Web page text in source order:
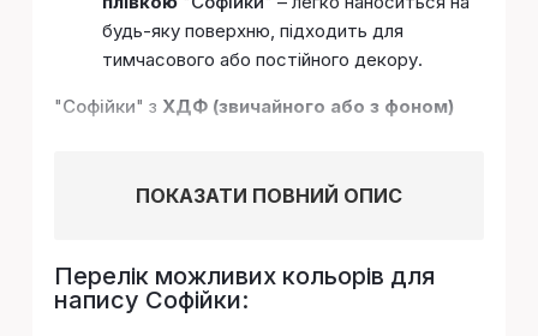
будь-яку поверхню, підходить для
тимчасового або постійного декору.
"Софiйки" з ХДФ (звичайного або з фоном)
ПОКАЗАТИ ПОВНИЙ ОПИС
Перелік можливих кольорів для
напису Софiйки: